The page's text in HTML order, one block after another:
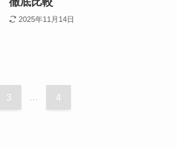
2025年11月14日
3 4